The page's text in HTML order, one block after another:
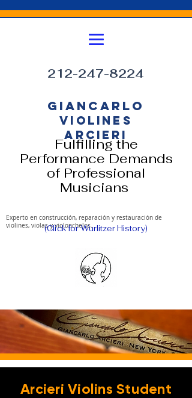
GIANCARLO
VIOLINES
ARCIERI
Experto en construcción, reparación y restauración de
violines, violas y violonchelos.
212-247-8224
(Click for Wurlitzer History)
Fulfilling the
Performance Demands
of Professional
Musicians
Arcieri Violins Student